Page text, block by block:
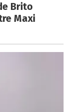
Brito
Maxi